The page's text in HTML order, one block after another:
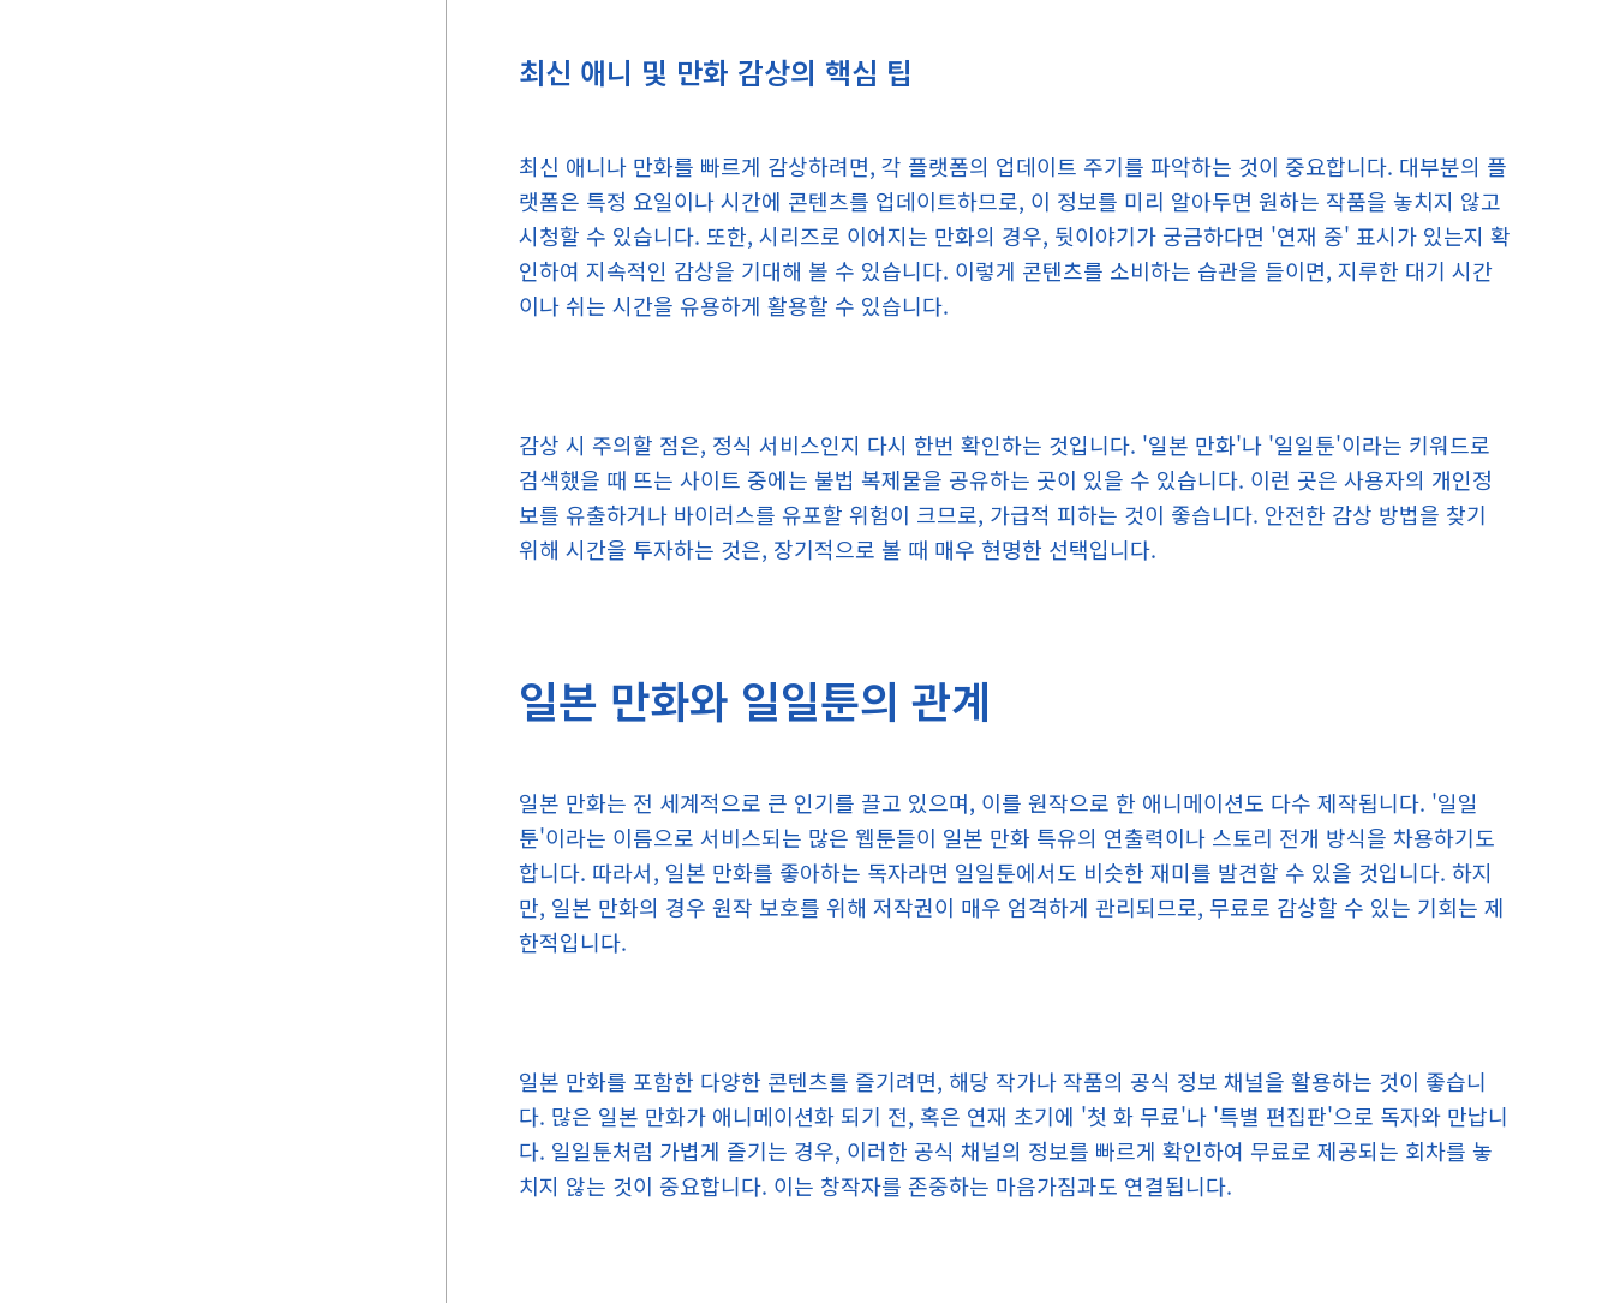
최신 애니 및 만화 감상의 핵심 팁
최신 애니나 만화를 빠르게 감상하려면, 각 플랫폼의 업데이트 주기를 파악하는 것이 중요합니다. 대부분의 플
랫폼은 특정 요일이나 시간에 콘텐츠를 업데이트하므로, 이 정보를 미리 알아두면 원하는 작품을 놓치지 않고
시청할 수 있습니다. 또한, 시리즈로 이어지는 만화의 경우, 뒷이야기가 궁금하다면 '연재 중' 표시가 있는지 확
인하여 지속적인 감상을 기대해 볼 수 있습니다. 이렇게 콘텐츠를 소비하는 습관을 들이면, 지루한 대기 시간
이나 쉬는 시간을 유용하게 활용할 수 있습니다.
감상 시 주의할 점은, 정식 서비스인지 다시 한번 확인하는 것입니다. '일본 만화'나 '일일툰'이라는 키워드로
검색했을 때 뜨는 사이트 중에는 불법 복제물을 공유하는 곳이 있을 수 있습니다. 이런 곳은 사용자의 개인정
보를 유출하거나 바이러스를 유포할 위험이 크므로, 가급적 피하는 것이 좋습니다. 안전한 감상 방법을 찾기
위해 시간을 투자하는 것은, 장기적으로 볼 때 매우 현명한 선택입니다.
일본 만화와 일일툰의 관계
일본 만화는 전 세계적으로 큰 인기를 끌고 있으며, 이를 원작으로 한 애니메이션도 다수 제작됩니다. '일일
툰'이라는 이름으로 서비스되는 많은 웹툰들이 일본 만화 특유의 연출력이나 스토리 전개 방식을 차용하기도
합니다. 따라서, 일본 만화를 좋아하는 독자라면 일일툰에서도 비슷한 재미를 발견할 수 있을 것입니다. 하지
만, 일본 만화의 경우 원작 보호를 위해 저작권이 매우 엄격하게 관리되므로, 무료로 감상할 수 있는 기회는 제
한적입니다.
일본 만화를 포함한 다양한 콘텐츠를 즐기려면, 해당 작가나 작품의 공식 정보 채널을 활용하는 것이 좋습니
다. 많은 일본 만화가 애니메이션화 되기 전, 혹은 연재 초기에 '첫 화 무료'나 '특별 편집판'으로 독자와 만납니
다. 일일툰처럼 가볍게 즐기는 경우, 이러한 공식 채널의 정보를 빠르게 확인하여 무료로 제공되는 회차를 놓
치지 않는 것이 중요합니다. 이는 창작자를 존중하는 마음가짐과도 연결됩니다.